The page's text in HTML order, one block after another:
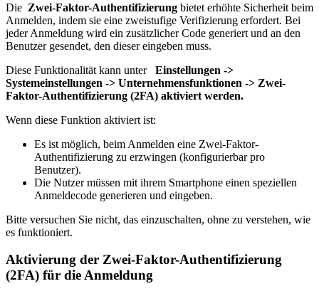
Die Zwei-Faktor-Authentifizierung bietet erhöhte Sicherheit beim
Anmelden, indem sie eine zweistufige Verifizierung erfordert. Bei
jeder Anmeldung wird ein zusätzlicher Code generiert und an den
Benutzer gesendet, den dieser eingeben muss.
Diese Funktionalität kann unter Einstellungen ->
Systemeinstellungen -> Unternehmensfunktionen -> Zwei-
Faktor-Authentifizierung (2FA) aktiviert werden.
Wenn diese Funktion aktiviert ist:
Es ist möglich, beim Anmelden eine Zwei-Faktor-
Authentifizierung zu erzwingen (konfigurierbar pro
Benutzer).
Die Nutzer müssen mit ihrem Smartphone einen speziellen
Anmeldecode generieren und eingeben.
Bitte versuchen Sie nicht, das einzuschalten, ohne zu verstehen, wie
es funktioniert.
Aktivierung der Zwei-Faktor-Authentifizierung
(2FA) für die Anmeldung